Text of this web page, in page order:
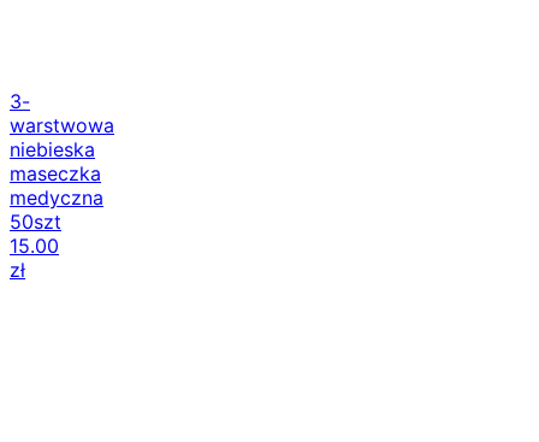
3-
warstwowa
niebieska
maseczka
medyczna
50szt
15.00